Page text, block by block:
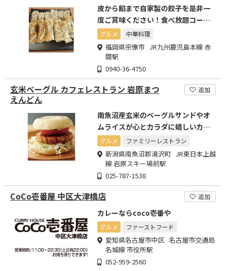
皮から餡まで自家製の餃子を是非一
度ご賞味ください！食べ放題コース
有り、お手軽値段でお腹いっ
グルメ 中華料理
福岡県宗像市 JR九州鹿児島本線 赤
間駅
0940-36-4750
玄米ベーグル カフェレストラン 岩原まつ
えんどん
追加
南魚沼産玄米のベーグルサンドやオ
ムライスが心とカラダに嬉しいカフ
ェ&レストラン
グルメ ファミリーレストラン
新潟県南魚沼郡湯沢町 JR東日本上越
線 岩原スキー場前駅
025-787-1538
CoCo壱番屋 中区大津橋店 追加
カレーならcoco壱番や
グルメ ファーストフード
愛知県名古屋市中区 名古屋市交通局
名城線 市役所駅
052-959-2560